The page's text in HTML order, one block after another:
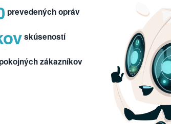
prevedených opráv
skúseností
zákazníkov